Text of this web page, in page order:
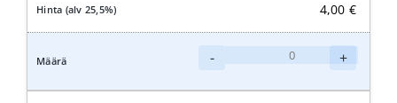
4,00 €
-
Biojätepussi
+